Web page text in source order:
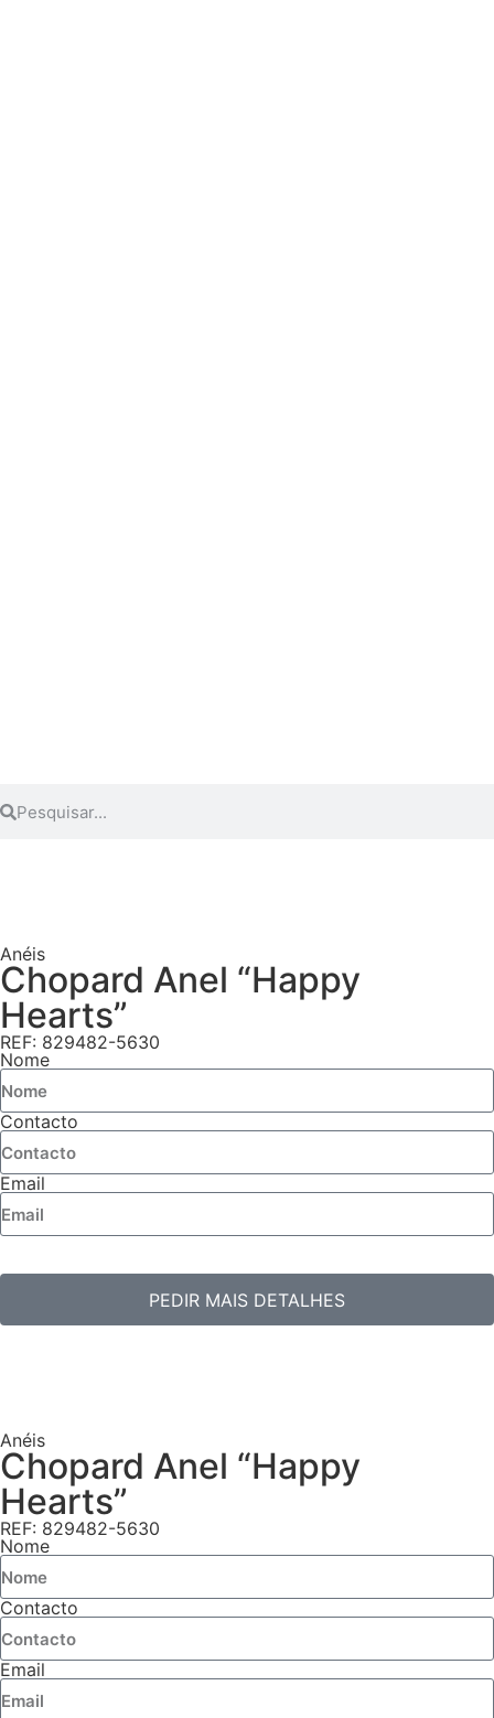
Anéis
Chopard Anel “Happy
Hearts”
REF: 829482-5630
Nome
Contacto
Email
PEDIR MAIS DETALHES
Anéis
Chopard Anel “Happy
Hearts”
REF: 829482-5630
Nome
Contacto
Email